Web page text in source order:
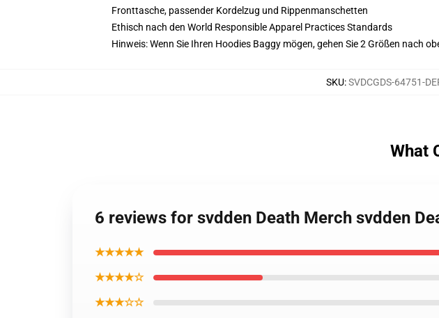
Fronttasche, passender Kordelzug und Rippenmanschetten
Ethisch nach den World Responsible Apparel Practices Standards
Hinweis: Wenn Sie Ihren Hoodies Baggy mögen, gehen Sie 2 Größen nach
SKU:SVDCGDS-64751-
What
6 reviews for svdden Death Merch svdden
★★★★★
★★★★☆
★★★☆☆